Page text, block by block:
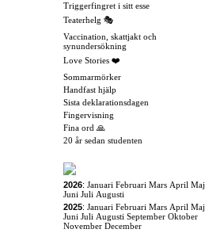
Triggerfingret i sitt esse
Teaterhelg 🎭
Vaccination, skattjakt och
synundersökning
Love Stories ❤️
Sommarmörker
Handfast hjälp
Sista deklarationsdagen
Fingervisning
Fina ord 🙏
20 år sedan studenten
2026: Januari Februari Mars April Maj
Juni Juli Augusti
2025: Januari Februari Mars April Maj
Juni Juli Augusti September Oktober
November December